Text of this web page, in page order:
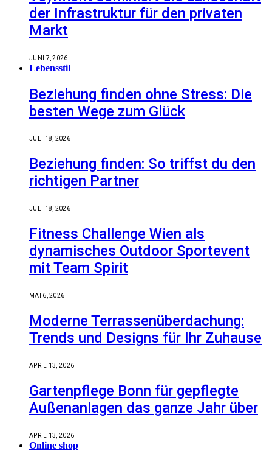
der Infrastruktur für den privaten
Markt
JUNI 7, 2026
Lebensstil
Beziehung finden ohne Stress: Die
besten Wege zum Glück
JULI 18, 2026
Beziehung finden: So triffst du den
richtigen Partner
JULI 18, 2026
Fitness Challenge Wien als
dynamisches Outdoor Sportevent
mit Team Spirit
MAI 6, 2026
Moderne Terrassenüberdachung:
Trends und Designs für Ihr Zuhause
APRIL 13, 2026
Gartenpflege Bonn für gepflegte
Außenanlagen das ganze Jahr über
APRIL 13, 2026
Online shop